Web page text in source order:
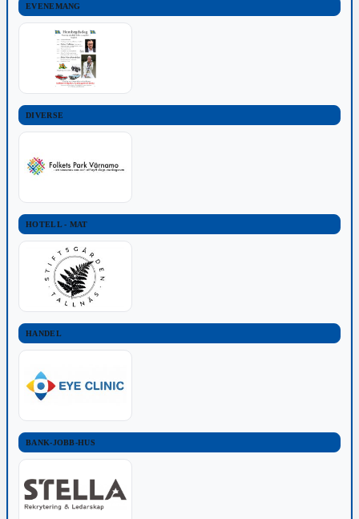
EVENEMANG
DIVERSE
HOTELL - MAT
HANDEL
BANK-JOBB-HUS